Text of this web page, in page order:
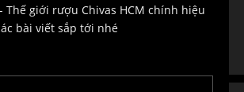
giới rượu Chivas HCM chính hiệu
bài viết sắp tới nhé